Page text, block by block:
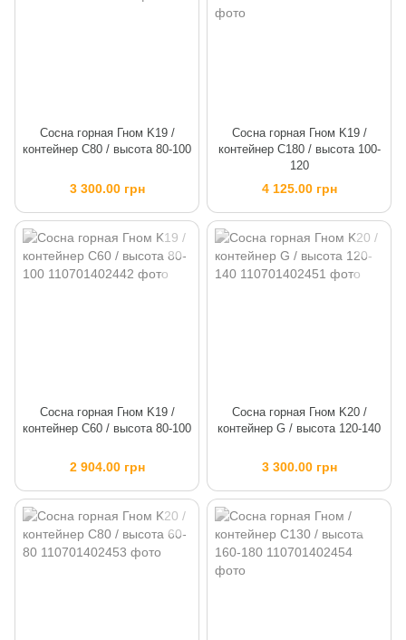
Сосна горная Гном K19 /
контейнер C80 / высота 80-100
3 300.00 грн
Сосна горная Гном K19 /
контейнер C180 / высота 100-
120
4 125.00 грн
Сосна горная Гном K19 /
контейнер C60 / высота 80-100
2 904.00 грн
Сосна горная Гном K20 /
контейнер G / высота 120-140
3 300.00 грн